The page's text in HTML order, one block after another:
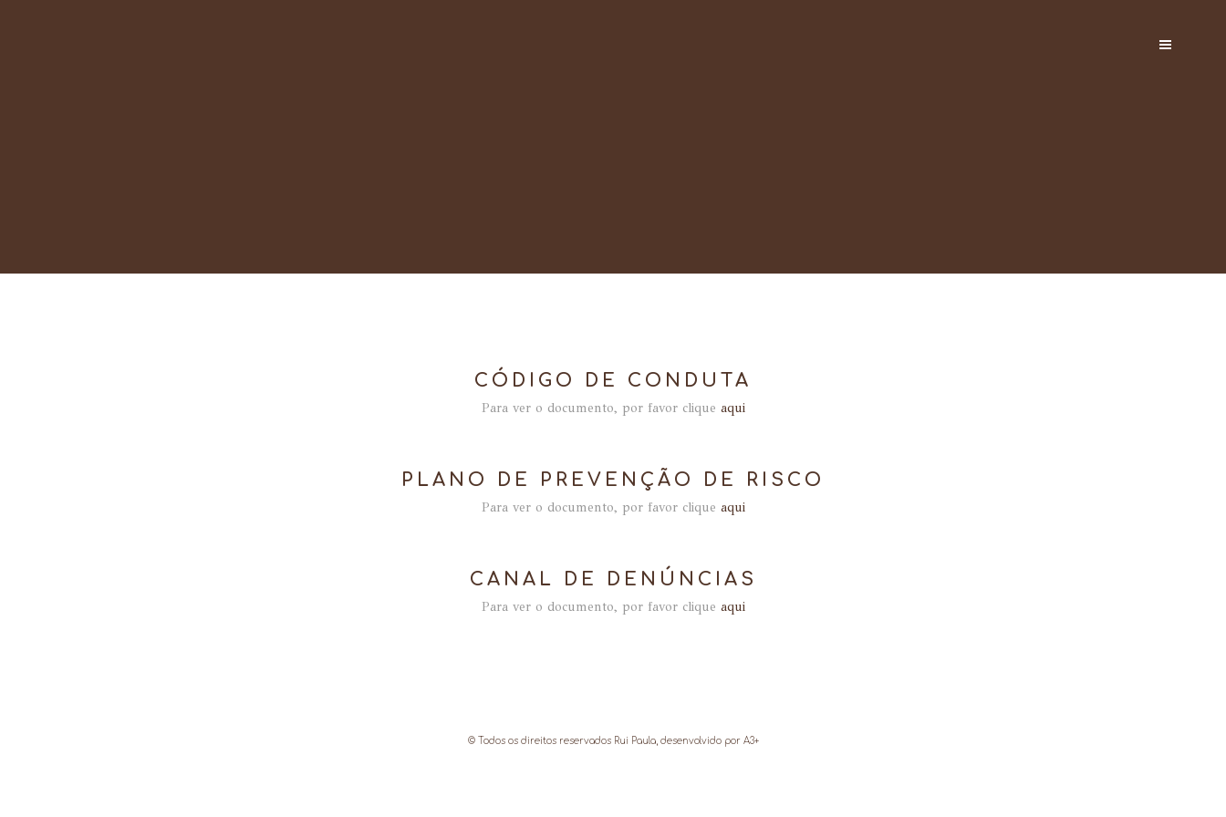
CÓDIGO DE CONDUTA
Para ver o documento, por favor clique aqui
PLANO DE PREVENÇÃO DE RISCO
Para ver o documento, por favor clique aqui
CANAL DE DENÚNCIAS
Para ver o documento, por favor clique aqui
© Todos os direitos reservados Rui Paula, desenvolvido por A3+